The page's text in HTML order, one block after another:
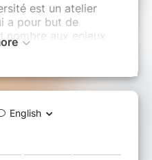
est un atelier
a pour but de
nombre aux enjeux
découvrirez le
le rôle de la
et les menaces
est à prix libre et